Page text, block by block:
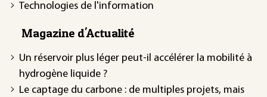
Technologies de l'information
Magazine d'Actualité
Un réservoir plus léger peut-il accélérer la mobilité à
hydrogène liquide ?
Le captage du carbone : de multiples projets, mais